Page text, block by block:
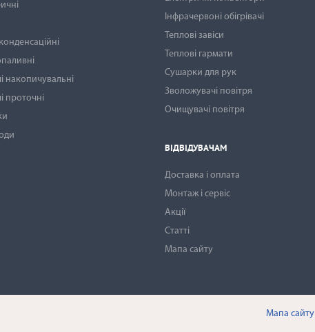
накопичувальні
проточні
Інфрачервоні обігрівачі
Теплові завіси
Теплові гармати
Сушарки для рук
Зволожувачі повітря
Очищувачі повітря
ВІДВІДУВАЧАМ
Доставка і оплата
Монтаж і сервіс
Акції
Статті
Мапа сайту
Мапа сайту